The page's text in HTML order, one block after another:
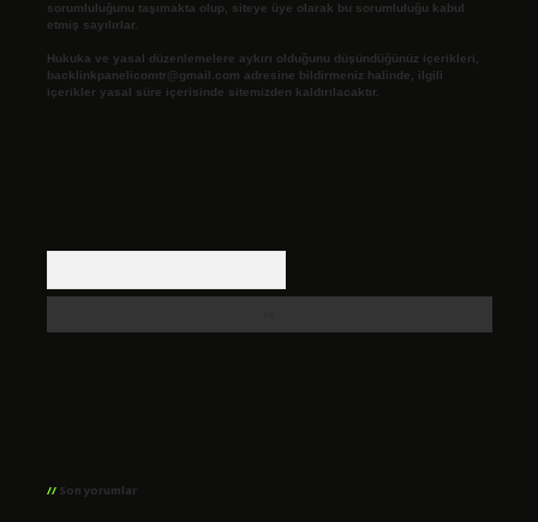
sorumluluğunu taşımakta olup, siteye üye olarak bu sorumluluğu kabul
etmiş sayılırlar.
Hukuka ve yasal düzenlemelere aykırı olduğunu düşündüğünüz içerikleri,
backlinkpanelicomtr@gmail.com adresine bildirmeniz halinde, ilgili
içerikler yasal süre içerisinde sitemizden kaldırılacaktır.
Son yorumlar